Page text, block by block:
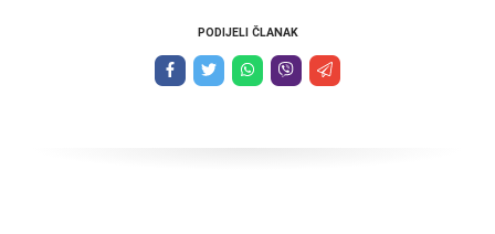
PODIJELI ČLANAK